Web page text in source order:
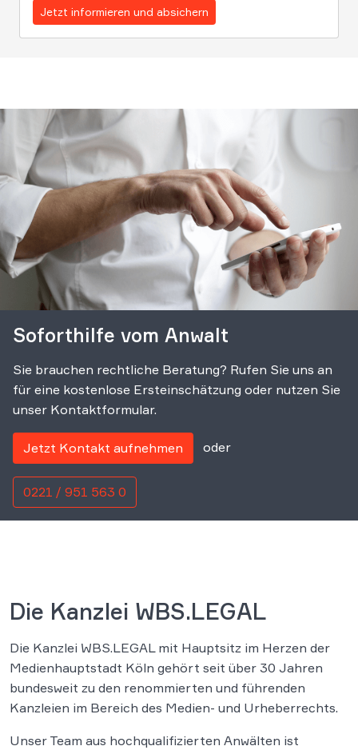
Jetzt informieren und absichern
Soforthilfe vom Anwalt
Sie brauchen rechtliche Beratung? Rufen Sie uns an
für eine kostenlose Ersteinschätzung oder nutzen Sie
unser Kontaktformular.
Jetzt Kontakt aufnehmen oder
0221 / 951 563 0
Die Kanzlei WBS.LEGAL
Die Kanzlei WBS.LEGAL mit Hauptsitz im Herzen der
Medienhauptstadt Köln gehört seit über 30 Jahren
bundesweit zu den renommierten und führenden
Kanzleien im Bereich des Medien- und Urheberrechts.
Unser Team aus hochqualifizierten Anwälten ist